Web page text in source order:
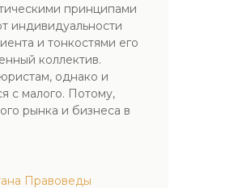
принципами
индивидуальности
и тонкостями его
коллектив.
однако и
с малого. Потому,
рынка и бизнеса в
Правоведы